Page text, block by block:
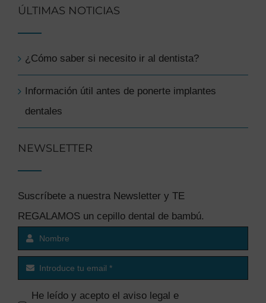
ÚLTIMAS NOTICIAS
¿Cómo saber si necesito ir al dentista?
Información útil antes de ponerte implantes
dentales
NEWSLETTER
Suscríbete a nuestra Newsletter y TE
REGALAMOS un cepillo dental de bambú.
He leído y acepto el aviso legal e